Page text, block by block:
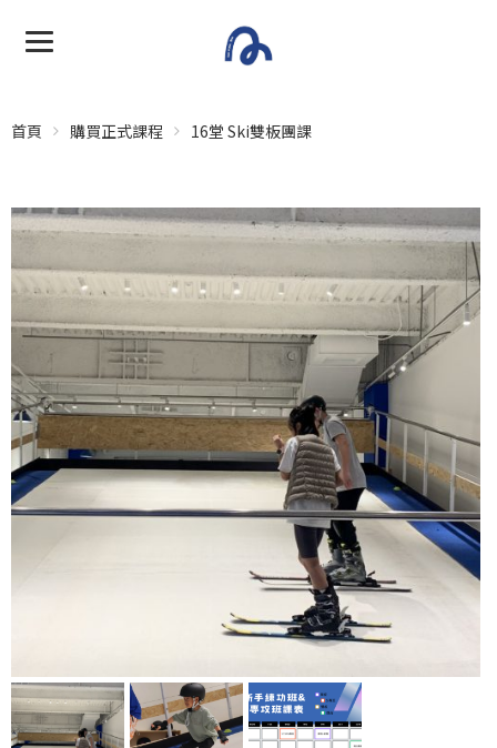
首頁 購買正式課程 16堂 Ski雙板團課